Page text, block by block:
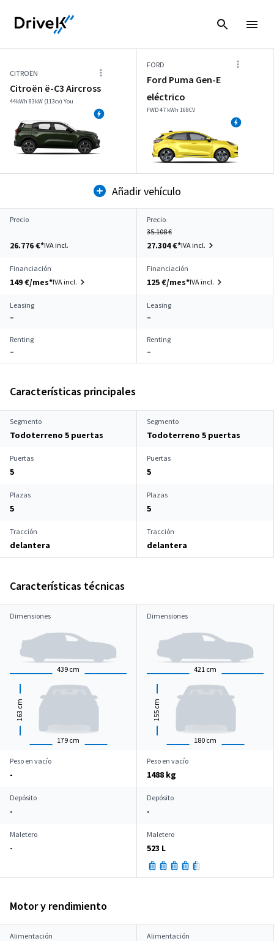
CITROËN
Citroën ë-C3 Aircross
44kWh 83kW (113cv) You
FORD
Ford Puma Gen-E
eléctrico
FWD 47 kWh 168CV
Añadir vehículo
Precio
26.776 €*IVA incl.
Precio
35.108 €
27.304 €*IVA incl.
Financiación
149 €/mes*IVA incl.
Financiación
125 €/mes*IVA incl.
Leasing
–
Leasing
–
Renting
–
Renting
–
Características principales
Segmento
Todoterreno 5 puertas
Segmento
Todoterreno 5 puertas
Puertas
5
Puertas
5
Plazas
5
Plazas
5
Tracción
delantera
Tracción
delantera
Características técnicas
Dimensiones
439 cm
179 cm
163
cm
Dimensiones
421 cm
180 cm
155
cm
Peso en vacío
-
Peso en vacío
1488 kg
Depósito
-
Depósito
-
Maletero
-
Maletero
523 L
Motor y rendimiento
Alimentación Alimentación